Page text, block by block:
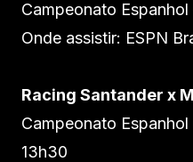
Campeonato Espanhol
Onde assistir: ESPN
Racing Santander x
Campeonato
13h30